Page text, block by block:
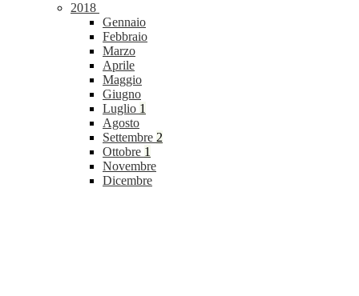
2018
Gennaio
Febbraio
Marzo
Aprile
Maggio
Giugno
Luglio 1
Agosto
Settembre 2
Ottobre 1
Novembre
Dicembre